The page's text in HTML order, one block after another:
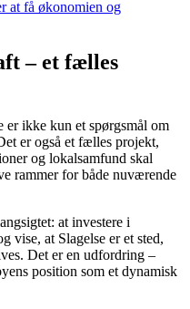
at få økonomien og
– et fælles
er ikke kun et spørgsmål om
er også et fælles projekt,
og lokalsamfund skal
rammer for både nuværende
at investere i
vise, at Slagelse er et sted,
Det er en udfordring –
position som et dynamisk